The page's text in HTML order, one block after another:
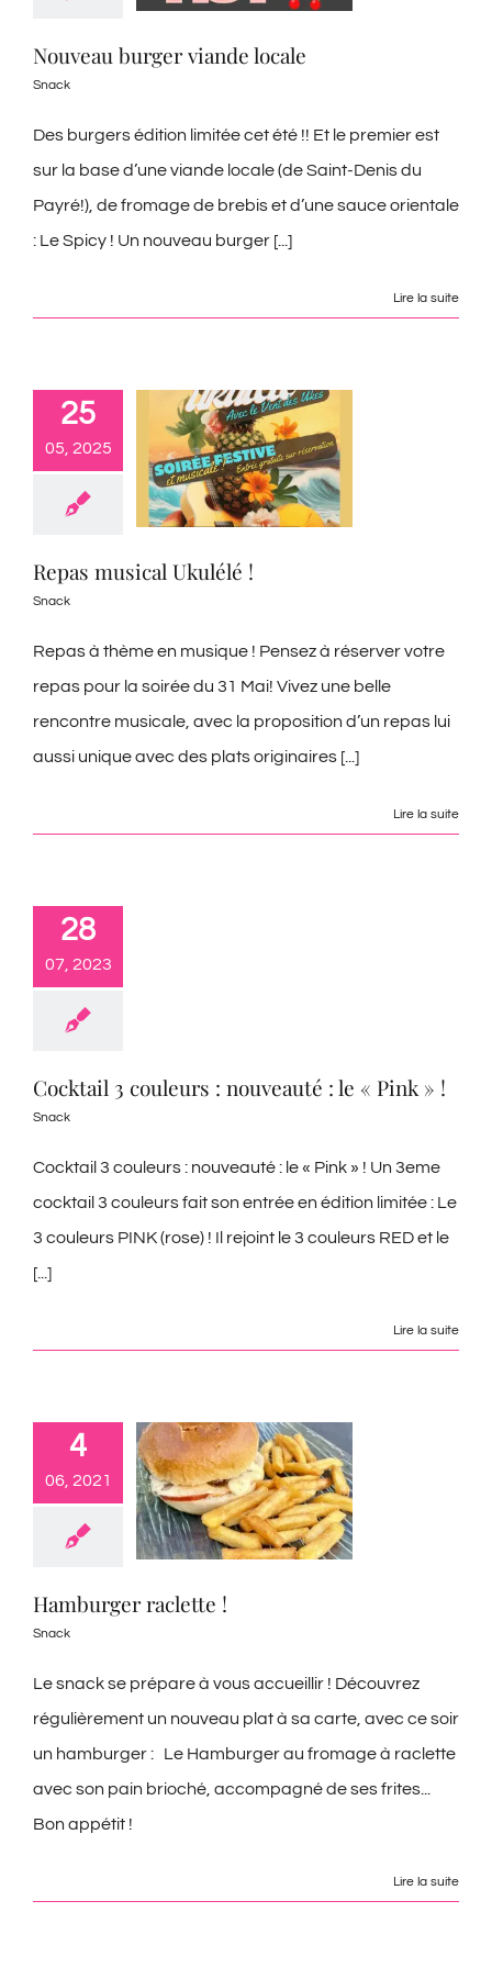
Nouveau burger viande locale
Snack
Des burgers édition limitée cet été !! Et le premier est
sur la base d’une viande locale (de Saint-Denis du
Payré!), de fromage de brebis et d’une sauce orientale
: Le Spicy ! Un nouveau burger [...]
Lire la suite
25
05, 2025
Repas musical Ukulélé !
Snack
Repas à thème en musique ! Pensez à réserver votre
repas pour la soirée du 31 Mai! Vivez une belle
rencontre musicale, avec la proposition d’un repas lui
aussi unique avec des plats originaires [...]
Lire la suite
28
07, 2023
Cocktail 3 couleurs : nouveauté : le « Pink » !
Snack
Cocktail 3 couleurs : nouveauté : le « Pink » ! Un 3eme
cocktail 3 couleurs fait son entrée en édition limitée : Le
3 couleurs PINK (rose) ! Il rejoint le 3 couleurs RED et le
[...]
Lire la suite
4
06, 2021
Hamburger raclette !
Snack
Le snack se prépare à vous accueillir ! Découvrez
régulièrement un nouveau plat à sa carte, avec ce soir
un hamburger : Le Hamburger au fromage à raclette
avec son pain brioché, accompagné de ses frites...
Bon appétit !
Lire la suite